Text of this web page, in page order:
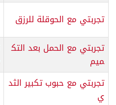
تجربتي مع الحوقلة للرزق
تجربتي مع الحمل بعد التك
ميم
تجربتي مع حبوب تكبير الثد
ي